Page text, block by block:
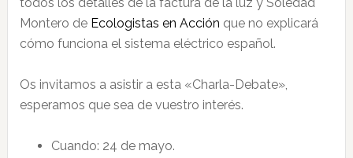
Montero de Ecologistas en Acción que no explicará
cómo funciona el sistema eléctrico español.
Os invitamos a asistir a esta «Charla-Debate»,
esperamos que sea de vuestro interés.
Cuando: 24 de mayo.